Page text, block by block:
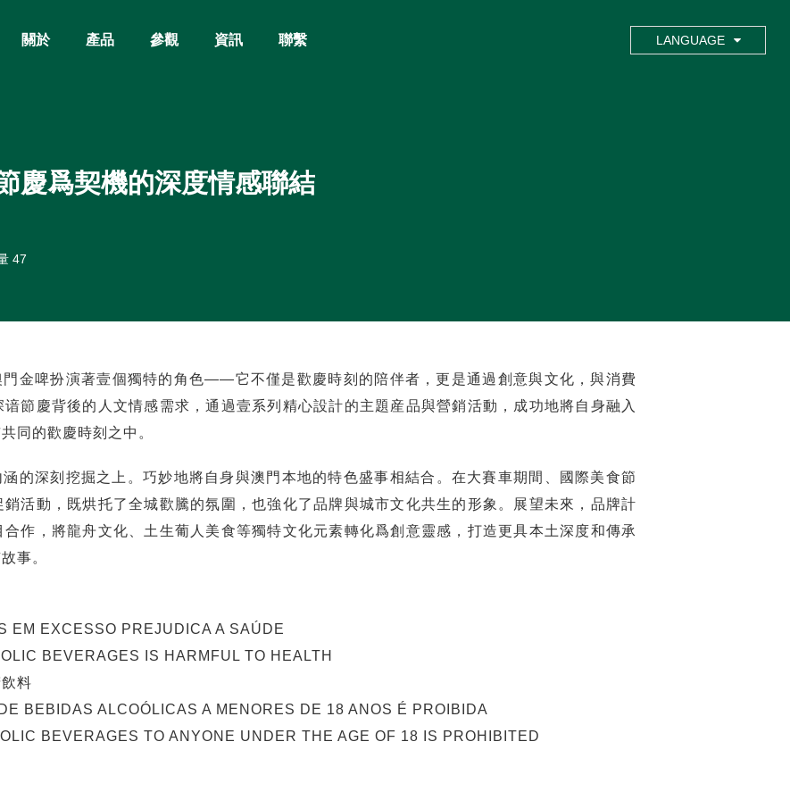
關於 產品 參觀 資訊 聯繫 LANGUAGE
慶爲契機的深度情感聯結
47
金啤扮演著壹個獨特的角色——它不僅是歡慶時刻的陪伴者，更是通過創意與文化，與消費
節慶背後的人文情感需求，通過壹系列精心設計的主題産品與營銷活動，成功地將自身融入
同的歡慶時刻之中。
的深刻挖掘之上。巧妙地將自身與澳門本地的特色盛事相結合。在大賽車期間、國際美食節
活動，既烘托了全城歡騰的氛圍，也強化了品牌與城市文化共生的形象。展望未來，品牌計
作，將龍舟文化、土生葡人美食等獨特文化元素轉化爲創意靈感，打造更具本土深度和傳承
事。
EM EXCESSO PREJUDICA A SAÚDE
BEVERAGES IS HARMFUL TO HEALTH
料
BEBIDAS ALCOÓLICAS A MENORES DE 18 ANOS É PROIBIDA
BEVERAGES TO ANYONE UNDER THE AGE OF 18 IS PROHIBITED